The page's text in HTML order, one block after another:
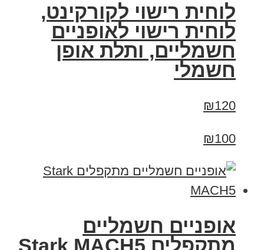
לוחית רישוי לקורקינט,
לוחית רישוי לאופניים
חשמליים, ותלת אופן
חשמלי
₪120
₪100
‏אופניים חשמליים
‏מתקפלים Stark MACH5